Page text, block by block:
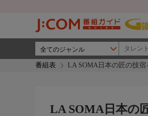
番組表 LA SOMA日本の匠の技
LA SOMA日本の